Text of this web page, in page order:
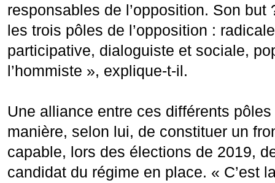
responsables de l’opposition. Son but
les trois pôles de l’opposition :
participative, dialoguiste et sociale,
l’hommiste », explique-t-il.
Une alliance entre ces différents
manière, selon lui, de constituer un
capable, lors des élections de 2019,
candidat du régime en place. « C’est